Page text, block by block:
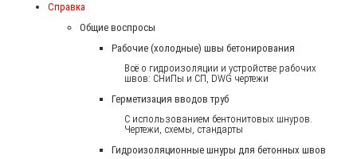
Справка
Общие воспросы
Рабочие (холодные) швы бетонирования
Всё о гидроизоляции и устройстве рабочих
швов: СНиПы и СП, DWG чертежи
Герметизация вводов труб
С использованием бентонитовых шнуров.
Чертежи, схемы, стандарты
Гидроизоляционные шнуры для бетонных швов